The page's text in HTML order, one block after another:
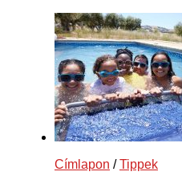
Címlapon /Tippek